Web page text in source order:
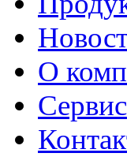
О
Сервис